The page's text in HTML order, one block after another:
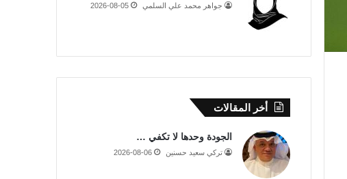
جواهر محمد علي السلمي 2026-08-05
أخر المقالات
الجودة وحدها لا تكفي …
تركي سعيد حسنين 2026-08-06